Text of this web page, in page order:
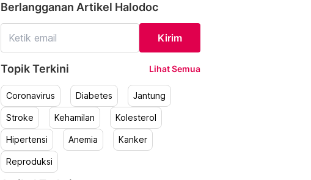
Berlangganan Artikel Halodoc
Kirim
Topik Terkini Lihat Semua
Coronavirus Diabetes Jantung
Stroke Kehamilan Kolesterol
Hipertensi Anemia Kanker
Reproduksi